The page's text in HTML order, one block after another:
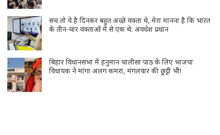
सच तो ये है दिनकर बहुत अच्छे वक्ता थे, मेरा मानना है कि भारत
के तीन-चार वक्ताओं में से एक थे: अवधेश प्रधान
बिहार विधानसभा में हनुमान चालीसा पाठ के लिए भाजपा
विधायक ने मांगा अलग कमरा, मंगलवार की छुट्टी भी!